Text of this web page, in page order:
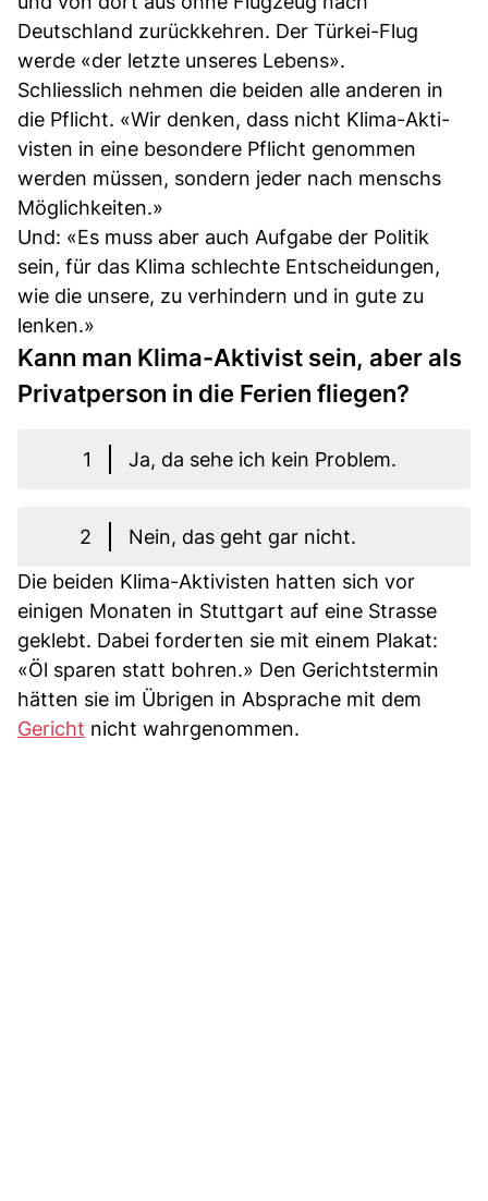
Deutschland zurückkehren. Der Türkei-Flug
werde «der letzte unseres Lebens».
Schliesslich nehmen die beiden alle anderen in
die Pflicht. «Wir denken, dass nicht Kli­ma­-Ak­ti­
vis­ten in eine besondere Pflicht genommen
werden müssen, sondern je­der nach menschs
Möglichkeiten.»
Und: «Es muss aber auch Aufgabe der Politik
sein, für das Klima schlechte Entscheidungen,
wie die unsere, zu verhindern und in gute zu
lenken.»
Kann man Klima-Aktivist sein, aber als
Privatperson in die Ferien fliegen?
1 Ja, da sehe ich kein Problem.
2
Nein, das geht gar nicht.
Die beiden Klima-Aktivisten hatten sich vor
einigen Monaten in Stuttgart auf eine Strasse
geklebt. Dabei forderten sie mit einem Plakat:
«Öl sparen statt bohren.» Den Gerichtstermin
hätten sie im Übrigen in Absprache mit dem
Gericht nicht wahrgenommen.